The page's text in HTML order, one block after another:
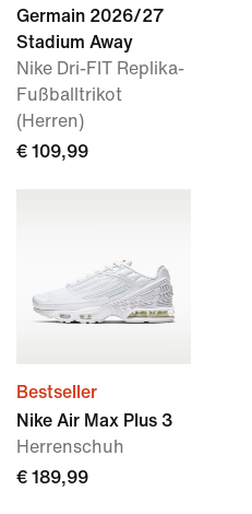
Germain 2026/27
Stadium Away
Nike Dri-FIT Replika-
Fußballtrikot
(Herren)
€ 109,99
Bestseller
Nike Air Max Plus 3
Herrenschuh
€ 189,99